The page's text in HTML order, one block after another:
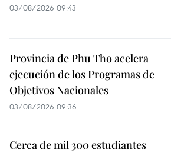
03/08/2026 09:43
Provincia de Phu Tho acelera
ejecución de los Programas de
Objetivos Nacionales
03/08/2026 09:36
Cerca de mil 300 estudiantes